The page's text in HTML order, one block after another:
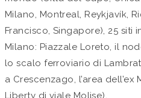
Milano, Montreal, Reykjavík,
Francisco, Singapore), 25 siti
Milano: Piazzale Loreto, il
lo scalo ferroviario di
a Crescenzago, l’area
Liberty di viale Molise).